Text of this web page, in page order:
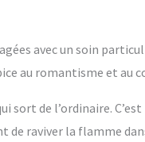
avec un soin
au romantisme et au
de l’ordinaire.
de raviver la flamme